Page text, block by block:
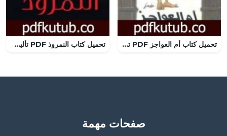
تحميل كتاب أم العواجز PDF تأليف يحيى حقي مجانا [كامل] تحميل كتاب النمروذ PDF تأليف أحمد صلاح سابق مجانا [كامل]
صفحات مهمة